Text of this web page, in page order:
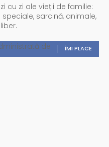
cu zi ale vieții de familie:
sarcină, animale,
ÎMI PLACE
de